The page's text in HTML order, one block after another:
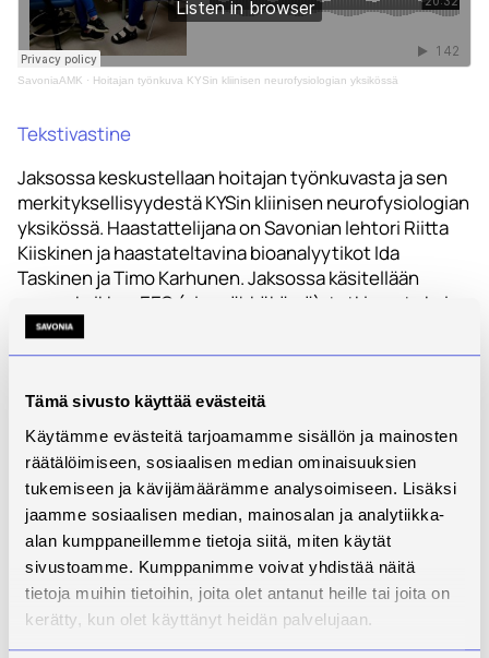
Tämä sivusto käyttää evästeitä
Käytämme evästeitä tarjoamamme sisällön ja mainosten
räätälöimiseen, sosiaalisen median ominaisuuksien
tukemiseen ja kävijämäärämme analysoimiseen. Lisäksi
jaamme sosiaalisen median, mainosalan ja analytiikka-
alan kumppaneillemme tietoja siitä, miten käytät
sivustoamme. Kumppanimme voivat yhdistää näitä
tietoja muihin tietoihin, joita olet antanut heille tai joita on
kerätty, kun olet käyttänyt heidän palvelujaan.
SavoniaAMK · Hoitajan työnkuva KYSin kliinisen neurofysiologian yksikössä
Tekstivastine
Jaksossa keskustellaan hoitajan työnkuvasta ja sen
merkityksellisyydestä KYSin kliinisen neurofysiologian
yksikössä. Haastattelijana on Savonian lehtori Riitta
Kiiskinen ja haastateltavina bioanalyytikot Ida
Taskinen ja Timo Karhunen. Jaksossa käsitellään
ennen kaikkea EEG (aivosähkökäyrä)-tutkimusta kuin
myös muita kliinisen neurofysiologian tutkimuksia.